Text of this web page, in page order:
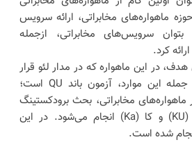
ماهواره‌های مخابراتی، ارائه سرویس
سرویس‌های مخابراتی، ازجمله
کرد.
در این ماهواره که در مدار لئو قرار
دارد، تست می‌شود. از جمله این موارد، آزمون باند QU است؛
ماهواره‌های مخابراتی، بحث برودکستینگ
معمولاً در باندهای کی (KU) و کا (Ka) انجام می‌شود. در این